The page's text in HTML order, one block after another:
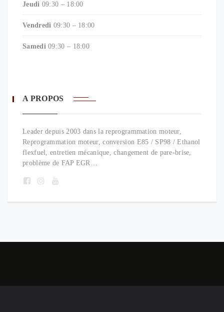
Jeudi 09:30 – 18:00
Vendredi 09:30 – 18:00
Samedi09:30 – 18:00
A PROPOS
Leader depuis 2003 dans la reprogrammation moteur,
Reprogrammation moteur, conversion E85 / SP98 / Ethanol
flexfuel, entretien mécanique, changement de pare-brise,
problème de FAP EGR…